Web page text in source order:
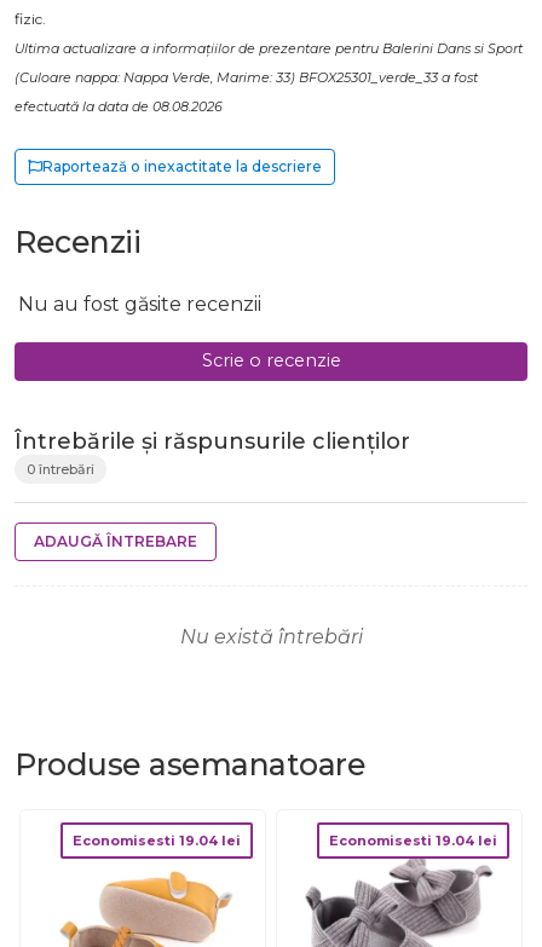
fizic.
Ultima actualizare a informațiilor de prezentare pentru Balerini Dans si Sport
(Culoare nappa: Nappa Verde, Marime: 33) BFOX25301_verde_33 a fost
efectuată la data de 08.08.2026
Raportează o inexactitate la descriere
Recenzii
Nu au fost găsite recenzii
Scrie o recenzie
Întrebările și răspunsurile clienților
0 întrebări
ADAUGĂ ÎNTREBARE
Nu există întrebări
Produse asemanatoare
Economisesti 19.04 lei Economisesti 19.04 lei